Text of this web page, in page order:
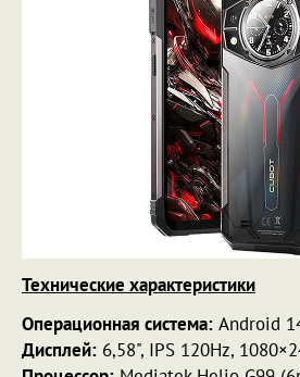
Технические характеристики
Операционная система: Android
Дисплей: 6,58", IPS 120Hz,